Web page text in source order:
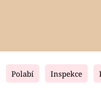
Polabí Inspekce